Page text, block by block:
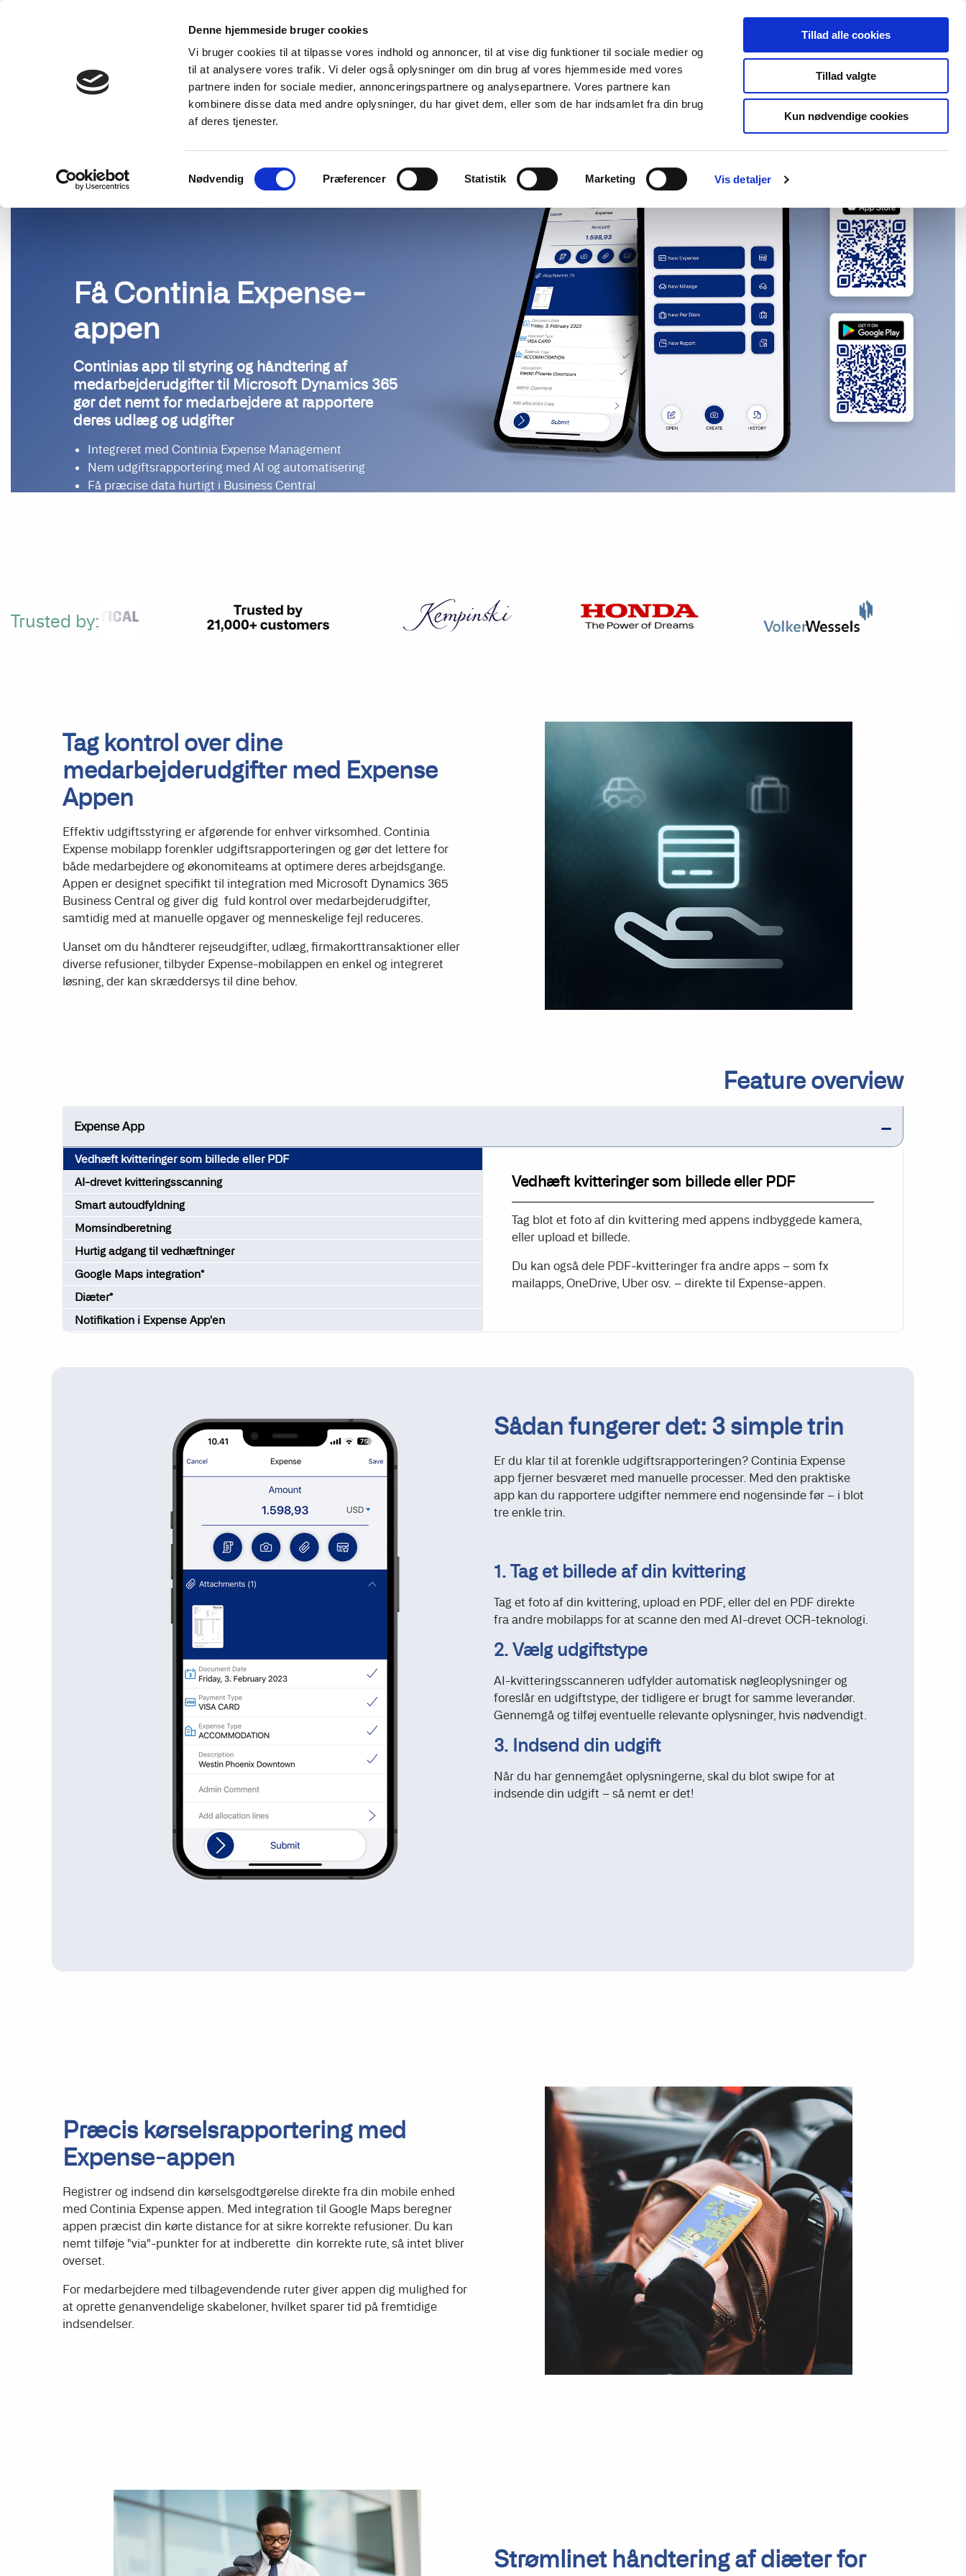
Denne hjemmeside bruger cookies
Vi bruger cookies til at tilpasse vores indhold og annoncer, til at vise dig funktioner til sociale medier og
til at analysere vores trafik. Vi deler også oplysninger om din brug af vores hjemmeside med vores
partnere inden for sociale medier, annonceringspartnere og analysepartnere. Vores partnere kan
kombinere disse data med andre oplysninger, du har givet dem, eller som de har indsamlet fra din brug
af deres tjenester.
Nødvendig Præferencer Statistik Marketing Vis detaljer
Tillad alle cookies
Tillad valgte
Kun nødvendige cookies
Løsninger Use cases Priser Hvorfor Continia? Få gratis prøveperiode
LØSNINGER
Få Continia Expense-
appen
Continias app til styring og håndtering af
medarbejderudgifter til Microsoft Dynamics 365
gør det nemt for medarbejdere at rapportere
deres udlæg og udgifter
Integreret med Continia Expense Management
Nem udgiftsrapportering med AI og automatisering
Få præcise data hurtigt i Business Central
Trusted by:
Tag kontrol over dine
medarbejderudgifter med Expense
Appen
Effektiv udgiftsstyring er afgørende for enhver virksomhed. Continia
Expense mobilapp forenkler udgiftsrapporteringen og gør det lettere for
både medarbejdere og økonomiteams at optimere deres arbejdsgange.
Appen er designet specifikt til integration med Microsoft Dynamics 365
Business Central og giver dig fuld kontrol over medarbejderudgifter,
samtidig med at manuelle opgaver og menneskelige fejl reduceres.
Uanset om du håndterer rejseudgifter, udlæg, firmakorttransaktioner eller
diverse refusioner, tilbyder Expense-mobilappen en enkel og integreret
løsning, der kan skræddersys til dine behov.
Feature overview
Expense App
Vedhæft kvitteringer som billede eller PDF
AI-drevet kvitteringsscanning
Smart autoudfyldning
Momsindberetning
Hurtig adgang til vedhæftninger
Google Maps integration*
Diæter*
Notifikation i Expense App'en
Vedhæft kvitteringer som billede eller PDF
Tag blot et foto af din kvittering med appens indbyggede kamera,
eller upload et billede.
Du kan også dele PDF-kvitteringer fra andre apps – som fx
mailapps, OneDrive, Uber osv. – direkte til Expense-appen.
Sådan fungerer det: 3 simple trin
Er du klar til at forenkle udgiftsrapporteringen? Continia Expense
app fjerner besværet med manuelle processer. Med den praktiske
app kan du rapportere udgifter nemmere end nogensinde før – i blot
tre enkle trin.
1. Tag et billede af din kvittering
Tag et foto af din kvittering, upload en PDF, eller del en PDF direkte
fra andre mobilapps for at scanne den med AI-drevet OCR-teknologi.
2. Vælg udgiftstype
AI-kvitteringsscanneren udfylder automatisk nøgleoplysninger og
foreslår en udgiftstype, der tidligere er brugt for samme leverandør.
Gennemgå og tilføj eventuelle relevante oplysninger, hvis nødvendigt.
3. Indsend din udgift
Når du har gennemgået oplysningerne, skal du blot swipe for at
indsende din udgift – så nemt er det!
Præcis kørselsrapportering med
Expense-appen
Registrer og indsend din kørselsgodtgørelse direkte fra din mobile enhed
med Continia Expense appen. Med integration til Google Maps beregner
appen præcist din kørte distance for at sikre korrekte refusioner. Du kan
nemt tilføje "via"-punkter for at indberette din korrekte rute, så intet bliver
overset.
For medarbejdere med tilbagevendende ruter giver appen dig mulighed for
at oprette genanvendelige skabeloner, hvilket sparer tid på fremtidige
indsendelser.
Strømlinet håndtering af diæter for